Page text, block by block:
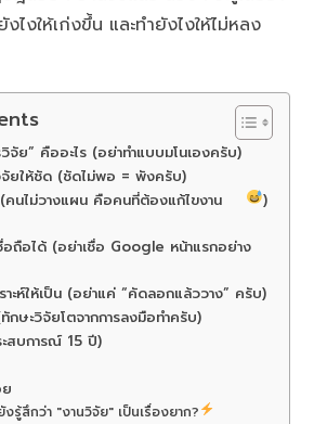
ไงให้เก่งขึ้น และทำยังไงให้ไม่หลง
วิจัย” คืออะไร (อย่าทำแบบมโนเองครับ)
วิจัยให้ชัด (ชัดไม่พอ = พังครับ)
คนไม่วางแผน คือคนที่ต้องแก้ไขงาน
)
อถือได้ (อย่าเชื่อ Google หน้าแรกอย่าง
ราะห์ให้เป็น (อย่าแค่ “คัดลอกแล้ววาง” ครับ)
ษะวิจัยโตจากการลงมือทำครับ)
สบการณ์ 15 ปี)
งรู้สึกว่า "งานวิจัย" เป็นเรื่องยาก?